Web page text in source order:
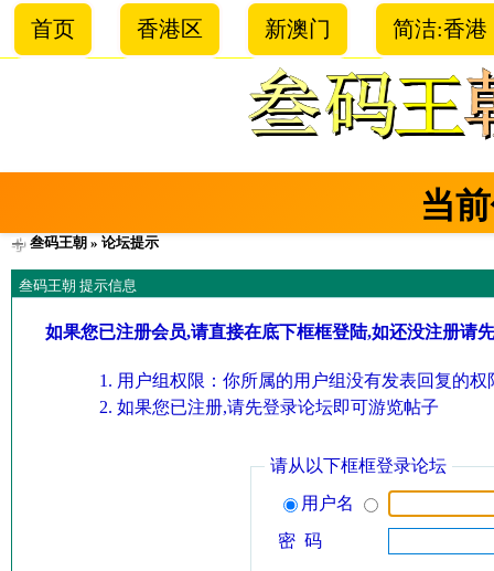
首页 香港区 新澳门 简洁:香港
当
叁码王朝 » 论坛提示
叁码王朝 提示信息
如果您已注册会员,请直接在底下框框登陆,如还没注册请
用户组权限：你所属的用户组没有发表回复的权
如果您已注册,请先登录论坛即可游览帖子
请从以下框框登录论坛
用户名
密 码